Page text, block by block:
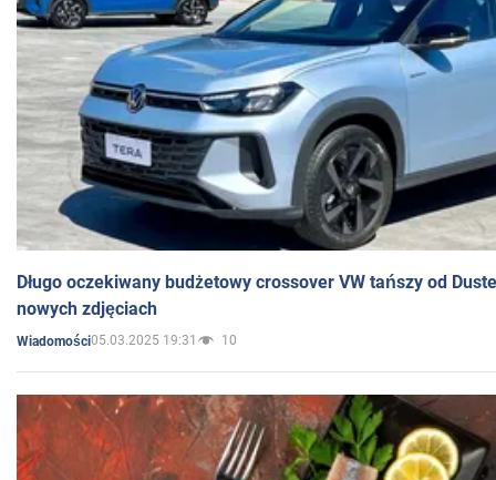
Długo oczekiwany budżetowy crossover VW tańszy od
nowych zdjęciach
Wiadomości05.03.2025 19:31 10